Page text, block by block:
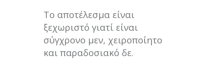
Το αποτέλεσμα είναι
ξεχωριστό γιατί είναι
σύγχρονο μεν, χειροποίητο
και παραδοσιακό δε.